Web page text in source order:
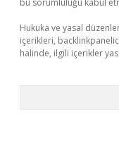
bu sorumluluğu kabul
Hukuka ve yasal
içerikleri,
halinde, ilgili içerikler